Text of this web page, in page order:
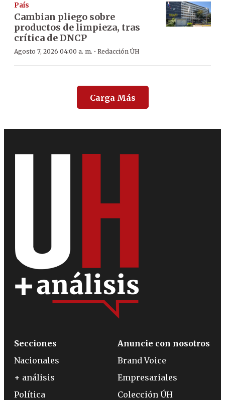
País
Cambian pliego sobre
productos de limpieza, tras
crítica de DNCP
Agosto 7, 2026 04:00 a. m. · Redacción ÚH
Carga Más
Secciones
Nacionales
+ análisis
Política
Anuncie con nosotros
Brand Voice
Empresariales
Colección ÚH